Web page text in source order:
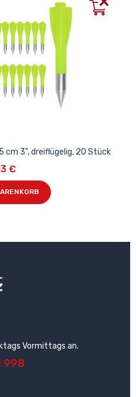
cm 3", dreiflügelig, 20 Stück
€
Vormittags an.
998